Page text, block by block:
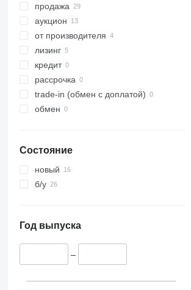
продажа
аукцион
от производителя
лизинг
кредит
рассрочка
trade-in (обмен с доплатой)
обмен
Состояние
новый
б/у
Год выпуска
–